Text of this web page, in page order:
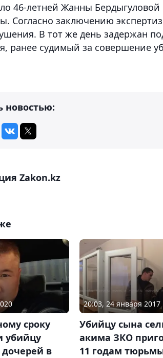
46-летней Жанны
Согласно заключению
В тот же день задержан
ранее судимый за совершение
новостью:
Zakon.kz
сроку
убийцу
в
20:03, 24 января 2017
Убийцу сына
акима ЗКО
11 годам